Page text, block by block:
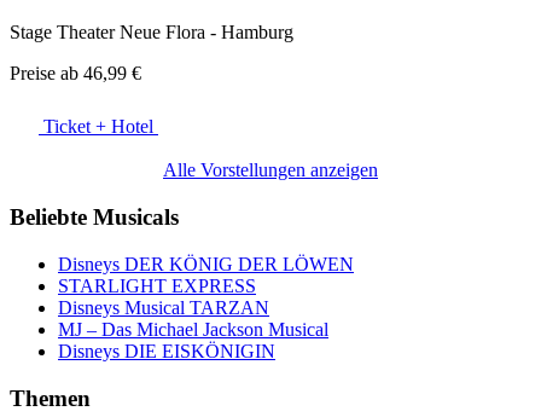
Stage Theater Neue Flora - Hamburg
Preise ab 46,99 €
Ticket + Hotel
Alle Vorstellungen anzeigen
Beliebte Musicals
Disneys DER KÖNIG DER LÖWEN
STARLIGHT EXPRESS
Disneys Musical TARZAN
MJ – Das Michael Jackson Musical
Disneys DIE EISKÖNIGIN
Themen